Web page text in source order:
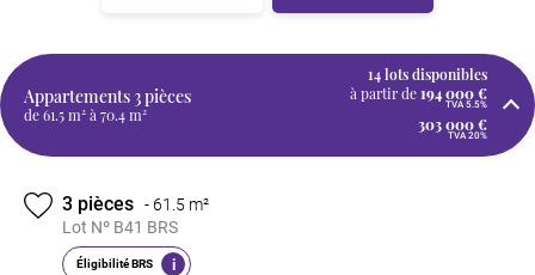
Appartements 3 pièces
de 61.5 m² à 70.4 m²
14 lots disponibles
à partir de194 000 €
TVA 5.5%
303 000 €
TVA 20%
3 pièces -61.5 m²
Lot Nº B41 BRS
Éligibilité BRS i